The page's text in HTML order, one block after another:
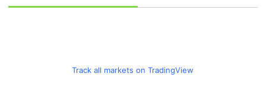
Track all markets on TradingView